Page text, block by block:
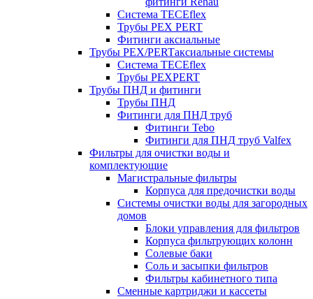
Система TECEflex
Трубы PEX PERT
Фитинги аксиальные
Трубы PEX/PERTаксиальные системы
Система TECEflex
Трубы PEXPERT
Трубы ПНД и фитинги
Трубы ПНД
Фитинги для ПНД труб
Фитинги Tebo
Фитинги для ПНД труб Valfex
Фильтры для очистки воды и
комплектующие
Магистральные фильтры
Корпуса для предочистки воды
Системы очистки воды для загородных
домов
Блоки управления для фильтров
Корпуса фильтрующих колонн
Солевые баки
Соль и засыпки фильтров
Фильтры кабинетного типа
Сменные картриджи и кассеты